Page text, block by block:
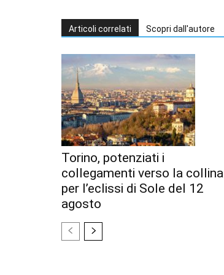
Articoli correlati Scopri dall'autore
Torino, potenziati i
collegamenti verso la collina
per l’eclissi di Sole del 12
agosto